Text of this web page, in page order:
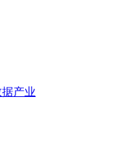
产业